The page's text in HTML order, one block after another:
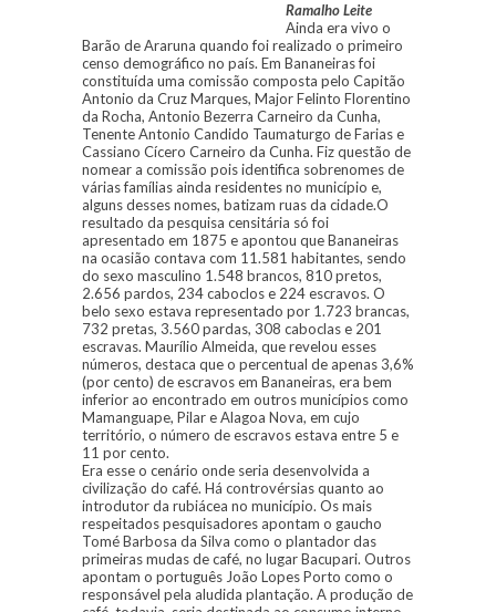
Ramalho Leite
Ainda era vivo o
Barão de Araruna quando foi realizado o primeiro
censo demográfico no país. Em Bananeiras foi
constituída uma comissão composta pelo Capitão
Antonio da Cruz Marques, Major Felinto Florentino
da Rocha, Antonio Bezerra Carneiro da Cunha,
Tenente Antonio Candido Taumaturgo de Farias e
Cassiano Cícero Carneiro da Cunha. Fiz questão de
nomear a comissão pois identifica sobrenomes de
várias famílias ainda residentes no município e,
alguns desses nomes, batizam ruas da cidade.O
resultado da pesquisa censitária só foi
apresentado em 1875 e apontou que Bananeiras
na ocasião contava com 11.581 habitantes, sendo
do sexo masculino 1.548 brancos, 810 pretos,
2.656 pardos, 234 caboclos e 224 escravos. O
belo sexo estava representado por 1.723 brancas,
732 pretas, 3.560 pardas, 308 caboclas e 201
escravas. Maurílio Almeida, que revelou esses
números, destaca que o percentual de apenas 3,6%
(por cento) de escravos em Bananeiras, era bem
inferior ao encontrado em outros municípios como
Mamanguape, Pilar e Alagoa Nova, em cujo
território, o número de escravos estava entre 5 e
11 por cento.
Era esse o cenário onde seria desenvolvida a
civilização do café. Há controvérsias quanto ao
introdutor da rubiácea no município. Os mais
respeitados pesquisadores apontam o gaucho
Tomé Barbosa da Silva como o plantador das
primeiras mudas de café, no lugar Bacupari. Outros
apontam o português João Lopes Porto como o
responsável pela aludida plantação. A produção de